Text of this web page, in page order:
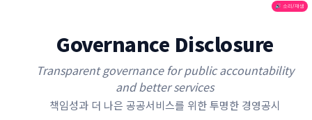
🔊 소리/재생
Governance Disclosure
Transparent governance for public accountability
and better services
책임성과 더 나은 공공서비스를 위한 투명한 경영공시